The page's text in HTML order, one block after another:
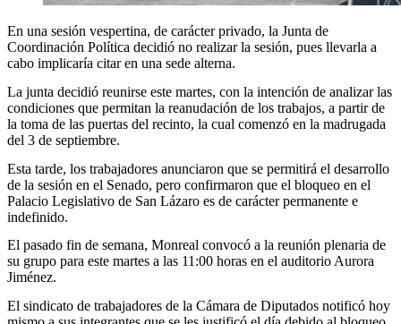
En una sesión vespertina, de carácter privado, la Junta de
Coordinación Política decidió no realizar la sesión, pues llevarla a
cabo implicaría citar en una sede alterna.
La junta decidió reunirse este martes, con la intención de analizar las
condiciones que permitan la reanudación de los trabajos, a partir de
la toma de las puertas del recinto, la cual comenzó en la madrugada
del 3 de septiembre.
Esta tarde, los trabajadores anunciaron que se permitirá el desarrollo
de la sesión en el Senado, pero confirmaron que el bloqueo en el
Palacio Legislativo de San Lázaro es de carácter permanente e
indefinido.
El pasado fin de semana, Monreal convocó a la reunión plenaria de
su grupo para este martes a las 11:00 horas en el auditorio Aurora
Jiménez.
El sindicato de trabajadores de la Cámara de Diputados notificó hoy